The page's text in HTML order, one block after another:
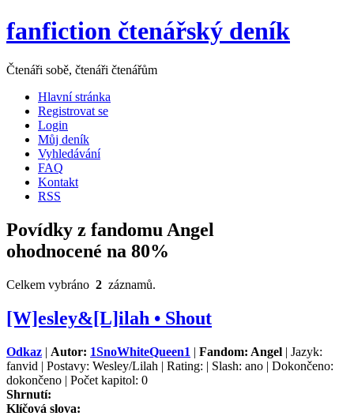
fanfiction čtenářský deník
Čtenáři sobě, čtenáři čtenářům
Hlavní stránka
Registrovat se
Login
Můj deník
Vyhledávání
FAQ
Kontakt
RSS
Povídky z fandomu Angel
ohodnocené na 80%
Celkem vybráno 2 záznamů.
[W]esley&[L]ilah • Shout
Odkaz | Autor: 1SnoWhiteQueen1 | Fandom: Angel | Jazyk:
fanvid | Postavy: Wesley/Lilah | Rating: | Slash: ano | Dokončeno:
dokončeno | Počet kapitol: 0
Shrnutí:
Klíčová slova: